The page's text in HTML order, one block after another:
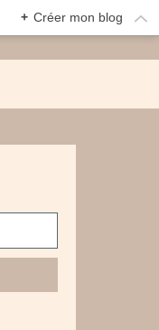
+ Créer mon blog